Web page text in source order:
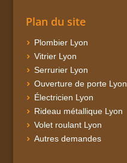
Plan du site
Plombier Lyon
Vitrier Lyon
Serrurier Lyon
Ouverture de porte Lyon
Électricien Lyon
Rideau métallique Lyon
Volet roulant Lyon
Autres demandes